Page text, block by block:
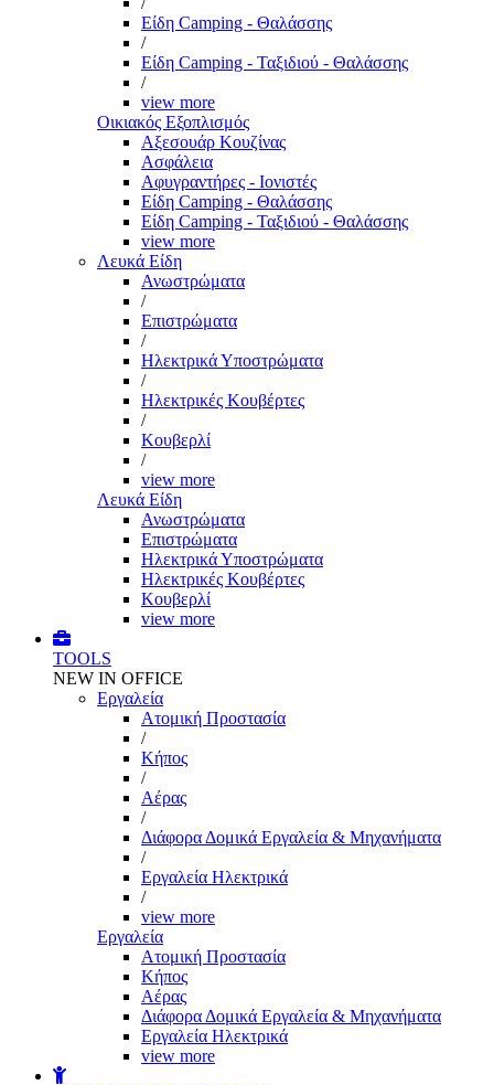
Είδη Camping - Θαλάσσης
/
Είδη Camping - Ταξιδιού - Θαλάσσης
/
view more
Οικιακός Εξοπλισμός
Αξεσουάρ Κουζίνας
Ασφάλεια
Αφυγραντήρες - Ιονιστές
Είδη Camping - Θαλάσσης
Είδη Camping - Ταξιδιού - Θαλάσσης
view more
Λευκά Είδη
Ανωστρώματα
/
Επιστρώματα
/
Ηλεκτρικά Υποστρώματα
/
Ηλεκτρικές Κουβέρτες
/
Κουβερλί
/
view more
Λευκά Είδη
Ανωστρώματα
Επιστρώματα
Ηλεκτρικά Υποστρώματα
Ηλεκτρικές Κουβέρτες
Κουβερλί
view more
TOOLS
NEW IN OFFICE
Εργαλεία
Aτομική Προστασία
/
Kήπος
/
Αέρας
/
Διάφορα Δομικά Εργαλεία & Μηχανήματα
/
Εργαλεία Ηλεκτρικά
/
view more
Εργαλεία
Aτομική Προστασία
Kήπος
Αέρας
Διάφορα Δομικά Εργαλεία & Μηχανήματα
Εργαλεία Ηλεκτρικά
view more